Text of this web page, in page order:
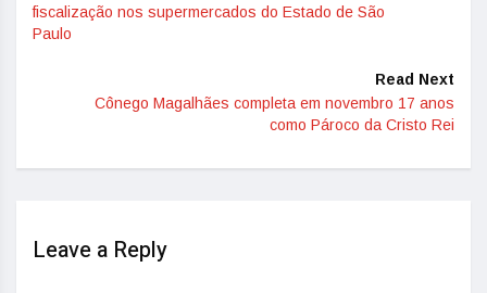
fiscalização nos supermercados do Estado de São
Paulo
Read Next
Cônego Magalhães completa em novembro 17 anos
como Pároco da Cristo Rei
Leave a Reply